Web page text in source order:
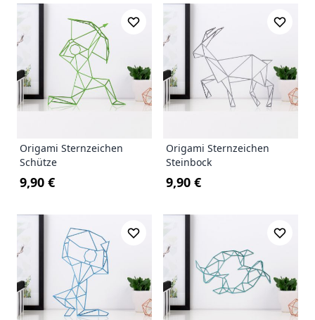
Origami Sternzeichen
Schütze
9,90 €
Origami Sternzeichen
Steinbock
9,90 €